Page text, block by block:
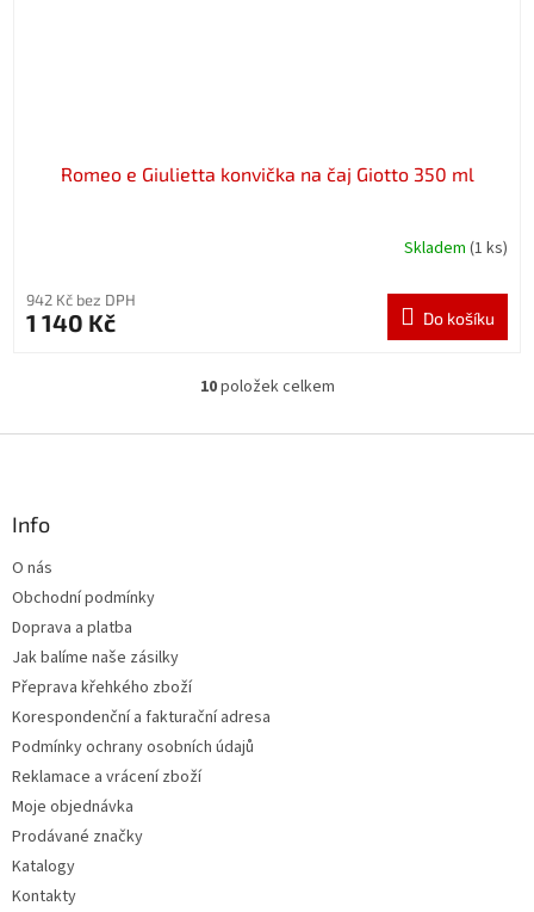
Romeo e Giulietta konvička na čaj Giotto 350 ml
Skladem (1 ks)
942 Kč bez DPH
1 140 Kč Do košíku
O
l
ý
10položek celkem
Info
O nás
Obchodní podmínky
Doprava a platba
Jak balíme naše zásilky
Přeprava křehkého zboží
Korespondenční a fakturační adresa
Podmínky ochrany osobních údajů
Reklamace a vrácení zboží
Moje objednávka
Prodávané značky
Katalogy
Kontakty